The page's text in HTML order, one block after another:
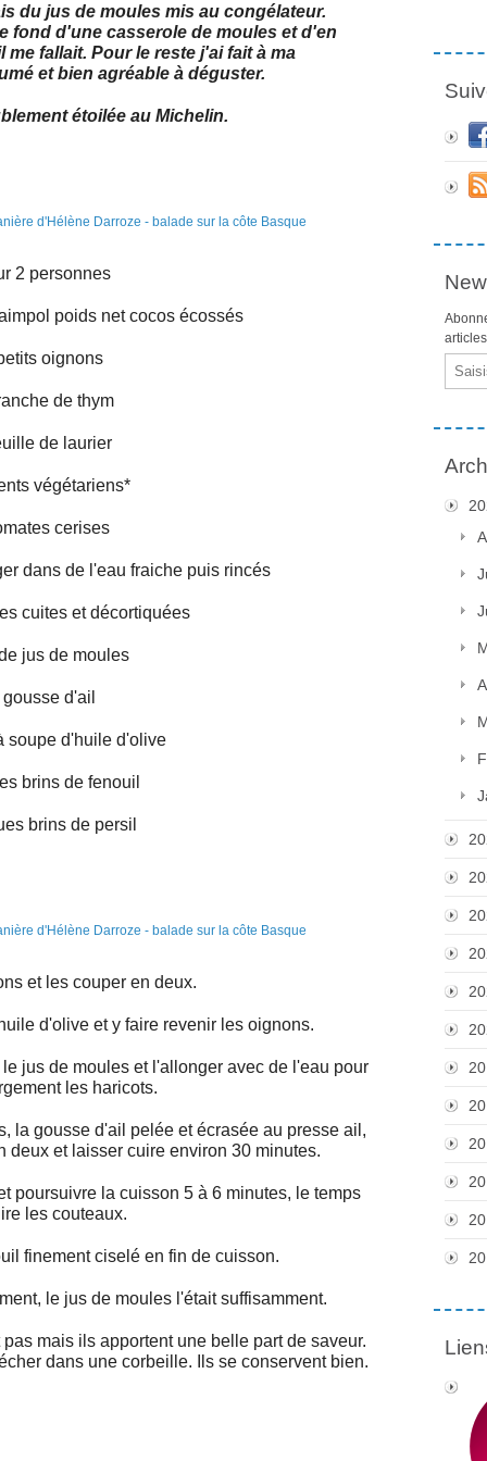
du jus de moules mis au congélateur.
fond d'une casserole de moules et d'en
fallait. Pour le reste j'ai fait à ma
et bien agréable à déguster.
étoilée au Michelin.
2 personnes
poids net cocos écossés
oignons
de thym
de laurier
végétariens*
cerises
dans de l'eau fraiche puis rincés
cuites et décortiquées
jus de moules
gousse d'ail
soupe d'huile d'olive
brins de fenouil
brins de persil
et les couper en deux.
d'olive et y faire revenir les oignons.
jus de moules et l'allonger avec de l'eau pour
les haricots.
la gousse d'ail pelée et écrasée au presse ail,
deux et laisser cuire environ 30 minutes.
poursuivre la cuisson 5 à 6 minutes, le temps
les couteaux.
finement ciselé en fin de cuisson.
le jus de moules l'était suffisamment.
mais ils apportent une belle part de saveur.
dans une corbeille. Ils se conservent bien.
Email